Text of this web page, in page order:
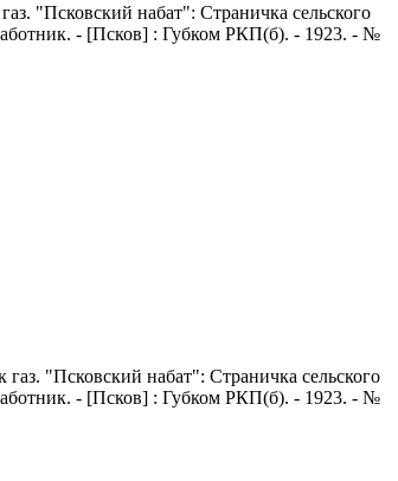
"Псковский набат": Страничка сельского
- [Псков] : Губком РКП(б). - 1923. - №
"Псковский набат": Страничка сельского
- [Псков] : Губком РКП(б). - 1923. - №